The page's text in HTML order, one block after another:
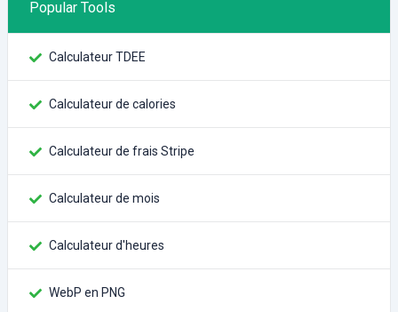
Popular Tools
Calculateur TDEE
Calculateur de calories
Calculateur de frais Stripe
Calculateur de mois
Calculateur d'heures
WebP en PNG